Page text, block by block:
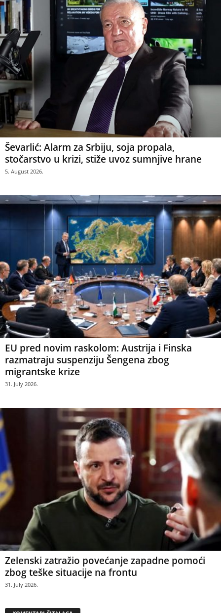
Ševarlić: Alarm za Srbiju, soja propala,
stočarstvo u krizi, stiže uvoz sumnjive hrane
5. August 2026.
EU pred novim raskolom: Austrija i Finska
razmatraju suspenziju Šengena zbog
migrantske krize
31. July 2026.
Zelenski zatražio povećanje zapadne pomoći
zbog teške situacije na frontu
31. July 2026.